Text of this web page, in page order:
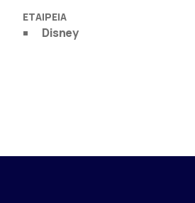
ΕΤΑΙΡΕΊΑ
Disney